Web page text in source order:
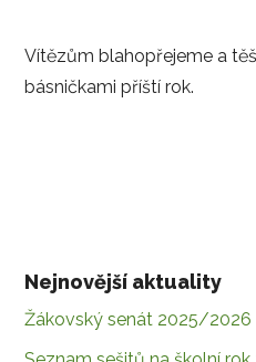
Vítězům blahopřejeme a
básničkami příští rok.
Nejnovější aktuality
Žákovský senát 2025/2026